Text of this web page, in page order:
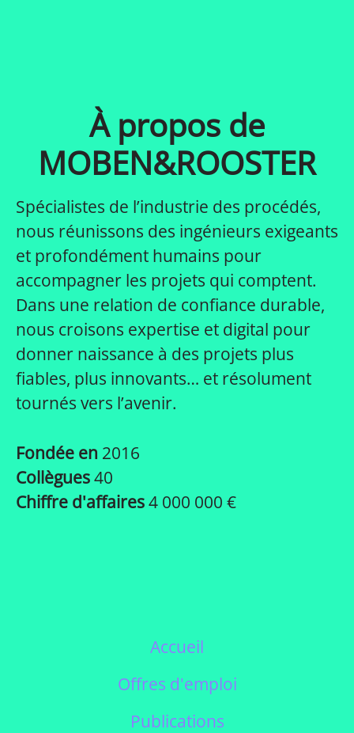
À propos de
MOBEN&ROOSTER
Spécialistes de l’industrie des procédés,
nous réunissons des ingénieurs exigeants
et profondément humains pour
accompagner les projets qui comptent.
Dans une relation de confiance durable,
nous croisons expertise et digital pour
donner naissance à des projets plus
fiables, plus innovants… et résolument
tournés vers l’avenir.
Fondée en 2016
Collègues40
Chiffre d'affaires4 000 000 €
Accueil
Offres d'emploi
Publications